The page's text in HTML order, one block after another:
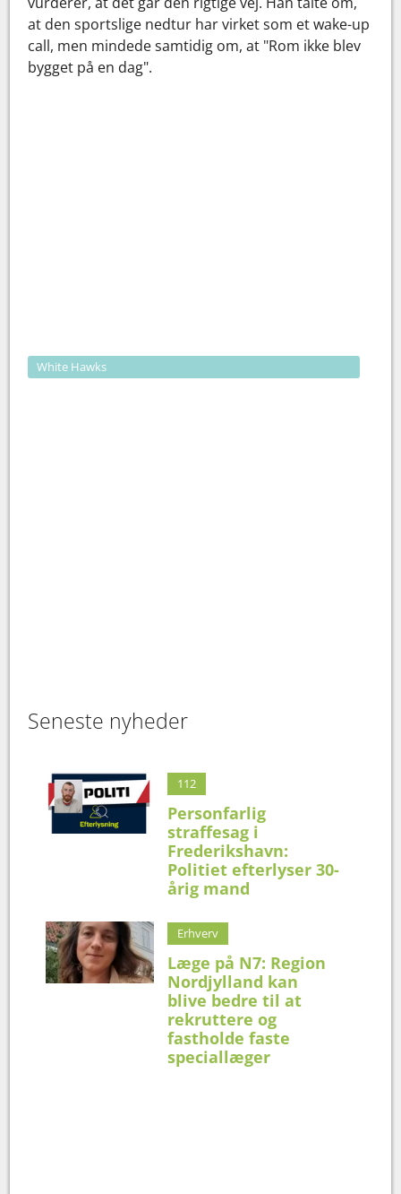
at den sportslige nedtur har virket som et wake-up
call, men mindede samtidig om, at "Rom ikke blev
bygget på en dag".
White Hawks
Seneste nyheder
112
Personfarlig
straffesag i
Frederikshavn:
Politiet efterlyser 30-
årig mand
Erhverv
Læge på N7: Region
Nordjylland kan
blive bedre til at
rekruttere og
fastholde faste
speciallæger